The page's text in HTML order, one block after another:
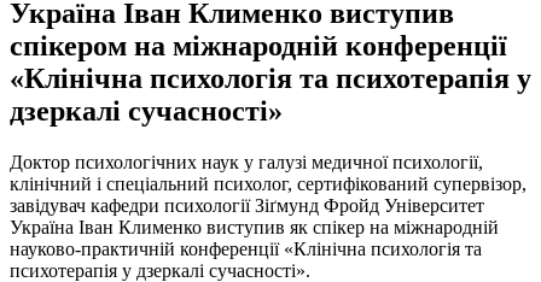
Україна Іван Клименко виступив
спікером на міжнародній конференції
«Клінічна психологія та психотерапія у
дзеркалі сучасності»
Доктор психологічних наук у галузі медичної психології,
клінічний і спеціальний психолог, сертифікований супервізор,
завідувач кафедри психології Зіґмунд Фройд Університет
Україна Іван Клименко виступив як спікер на міжнародній
науково-практичній конференції «Клінічна психологія та
психотерапія у дзеркалі сучасності».